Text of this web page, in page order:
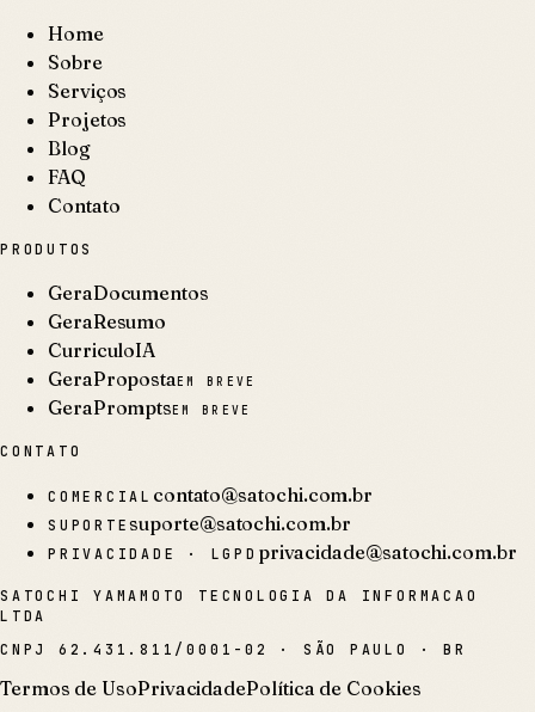
Home
Sobre
Serviços
Projetos
Blog
FAQ
Contato
PRODUTOS
GeraDocumentos
GeraResumo
CurriculoIA
GeraPropostaEM BREVE
GeraPromptsEM BREVE
CONTATO
COMERCIAL contato@satochi.com.br
SUPORTEsuporte@satochi.com.br
PRIVACIDADE · LGPD privacidade@satochi.com.br
SATOCHI YAMAMOTO TECNOLOGIA DA INFORMACAO
LTDA
CNPJ 62.431.811/0001-02 · SÃO PAULO · BR
Termos de UsoPrivacidadePolítica de Cookies